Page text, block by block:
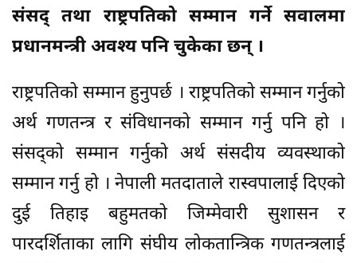
संसद् तथा राष्ट्रपतिको सम्मान गर्ने सवालमा
प्रधानमन्त्री अवश्य पनि चुकेका छन् ।
राष्ट्रपतिको सम्मान हुनुपर्छ । राष्ट्रपतिको सम्मान गर्नुको
अर्थ गणतन्त्र र संविधानको सम्मान गर्नु पनि हो ।
संसद्को सम्मान गर्नुको अर्थ संसदीय व्यवस्थाको
सम्मान गर्नु हो । नेपाली मतदाताले रास्वपालाई दिएको
दुई तिहाइ बहुमतको जिम्मेवारी सुशासन र
पारदर्शिताका लागि संघीय लोकतान्त्रिक गणतन्त्रलाई